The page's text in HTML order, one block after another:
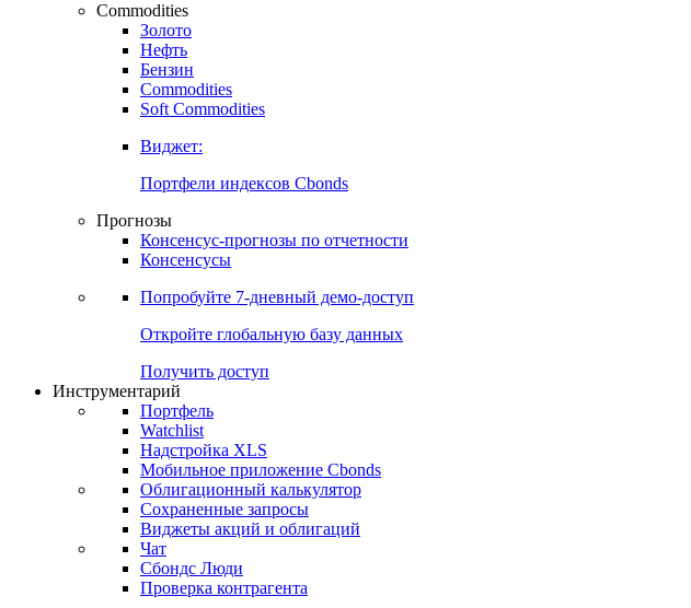
Виджет:
Карта процентных ставок
Commodities
Золото
Нефть
Бензин
Commodities
Soft Commodities
Виджет:
Портфели индексов Cbonds
Прогнозы
Консенсус-прогнозы по отчетности
Консенсусы
Попробуйте7-дневный
Откройте глобальную базу данных
Получить доступ
Инструментарий
Портфель
Watchlist
Надстройка XLS
Мобильное приложение Cbonds
Облигационный калькулятор
Сохраненные запросы
Виджеты акций и облигаций